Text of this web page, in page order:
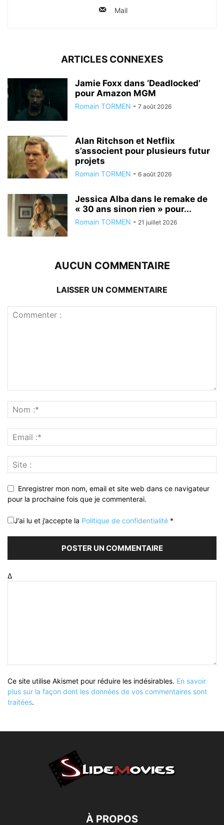
Mail
ARTICLES CONNEXES
Jamie Foxx dans ‘Deadlocked’
pour Amazon MGM
Romain TORMEN - 7 août 2026
Alan Ritchson et Netflix
s’associent pour plusieurs futur
projets
Romain TORMEN - 6 août 2026
Jessica Alba dans le remake de
« 30 ans sinon rien » pour...
Romain TORMEN - 21 juillet 2026
AUCUN COMMENTAIRE
LAISSER UN COMMENTAIRE
Enregistrer mon nom, email et site web dans ce navigateur
pour la prochaine fois que je commenterai.
J’ai lu et j’accepte la Politique de confidentialité *
Δ
Ce site utilise Akismet pour réduire les indésirables. En savoir
plus sur la façon dont les données de vos commentaires sont
traitées.
À PROPOS